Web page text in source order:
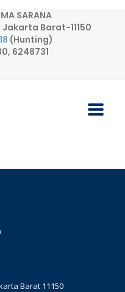
SARANA
Barat-11150
(Hunting)
6248731
Barat 11150